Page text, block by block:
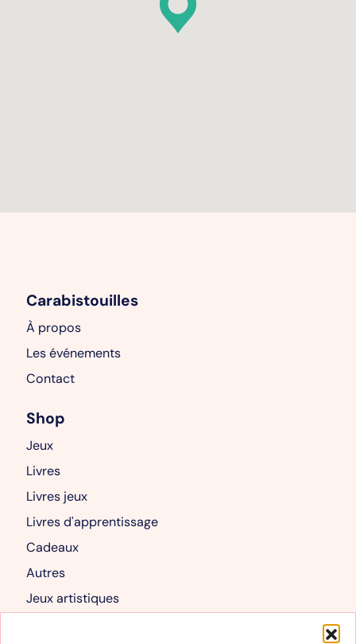
Carabistouilles
À propos
Les événements
Contact
Shop
Jeux
Livres
Livres jeux
Livres d'apprentissage
Cadeaux
Autres
Jeux artistiques